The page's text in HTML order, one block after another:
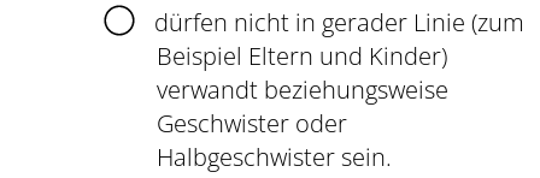
dürfen nicht in gerader Linie (zum
Beispiel Eltern und Kinder)
verwandt beziehungsweise
Geschwister oder
Halbgeschwister sein.